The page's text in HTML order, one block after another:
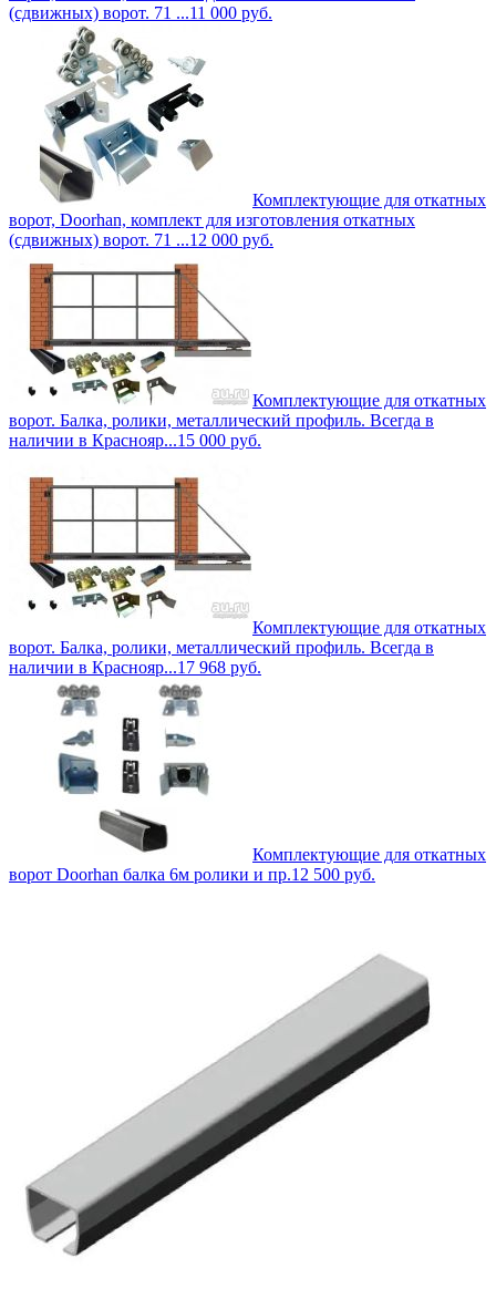
(сдвижных) ворот. 71 ...11 000 руб.
Комплектующие для откатных
ворот, Doorhan, комплект для изготовления откатных
(сдвижных) ворот. 71 ...12 000 руб.
Комплектующие для откатных
ворот. Балка, ролики, металлический профиль. Всегда в
наличии в Краснояр...15 000 руб.
Комплектующие для откатных
ворот. Балка, ролики, металлический профиль. Всегда в
наличии в Краснояр...17 968 руб.
Комплектующие для откатных
ворот Doorhan балка 6м ролики и пр.12 500 руб.